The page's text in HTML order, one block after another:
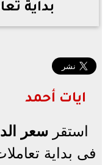
بداية
ايات أحمد
استقر سعر